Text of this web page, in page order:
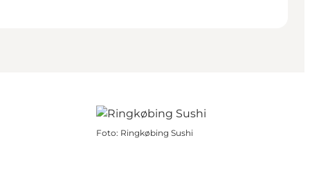
Foto: Ringkøbing Sushi